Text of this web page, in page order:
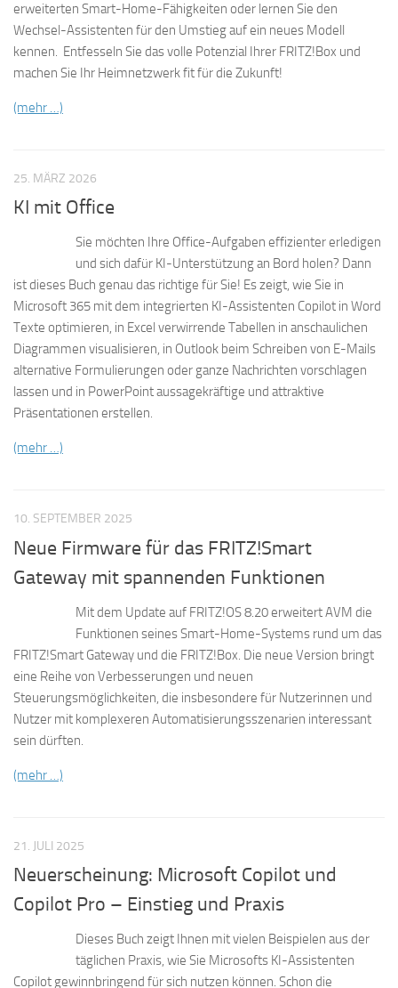
erweiterten Smart-Home-Fähigkeiten oder lernen Sie den
Wechsel-Assistenten für den Umstieg auf ein neues Modell
kennen. Entfesseln Sie das volle Potenzial Ihrer FRITZ!Box und
machen Sie Ihr Heimnetzwerk fit für die Zukunft!
(mehr …)
25. MÄRZ 2026
KI mit Office
Sie möchten Ihre Office-Aufgaben effizienter erledigen
und sich dafür KI-Unterstützung an Bord holen? Dann
ist dieses Buch genau das richtige für Sie! Es zeigt, wie Sie in
Microsoft 365 mit dem integrierten KI-Assistenten Copilot in Word
Texte optimieren, in Excel verwirrende Tabellen in anschaulichen
Diagrammen visualisieren, in Outlook beim Schreiben von E-Mails
alternative Formulierungen oder ganze Nachrichten vorschlagen
lassen und in PowerPoint aussagekräftige und attraktive
Präsentationen erstellen.
(mehr …)
10. SEPTEMBER 2025
Neue Firmware für das FRITZ!Smart
Gateway mit spannenden Funktionen
Mit dem Update auf FRITZ!OS 8.20 erweitert AVM die
Funktionen seines Smart-Home-Systems rund um das
FRITZ!Smart Gateway und die FRITZ!Box. Die neue Version bringt
eine Reihe von Verbesserungen und neuen
Steuerungsmöglichkeiten, die insbesondere für Nutzerinnen und
Nutzer mit komplexeren Automatisierungsszenarien interessant
sein dürften.
(mehr …)
21. JULI 2025
Neuerscheinung: Microsoft Copilot und
Copilot Pro – Einstieg und Praxis
Dieses Buch zeigt Ihnen mit vielen Beispielen aus der
täglichen Praxis, wie Sie Microsofts KI-Assistenten
Copilot gewinnbringend für sich nutzen können. Schon die